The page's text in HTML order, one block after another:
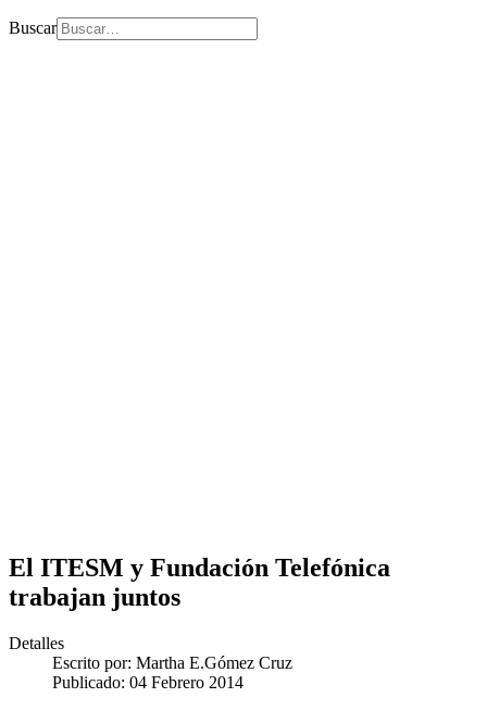
Buscar
El ITESM y Fundación Telefónica
trabajan juntos
Detalles
Escrito por: Martha E.Gómez Cruz
Publicado: 04 Febrero 2014